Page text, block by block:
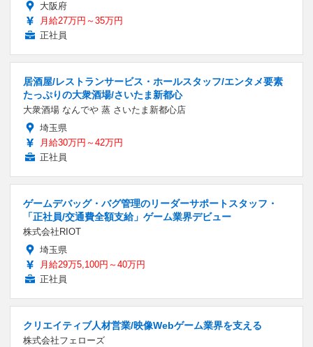
大阪府
月給27万円～35万円
正社員
居酒屋/レストランサービス・ホールスタッフ/エンタメ要素
たっぷりの大衆酒場/さいたま新都心
大衆酒場 なんでや 蒸 さいたま新都心店
埼玉県
月給30万円～42万円
正社員
ゲームデバッグ・バグ管理のリーダーサポートスタッフ・
「正社員/交通費全額支給」ゲーム業界デビュー
株式会社RIOT
埼玉県
月給29万5,100円～40万円
正社員
クリエイティブ人材営業/映像Webゲーム業界を支える
株式会社フェローズ